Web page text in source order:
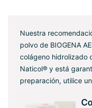
Nuestra
polvo de BIOGENA
colágeno hidrolizado
Naticol® y está
preparación, utilice